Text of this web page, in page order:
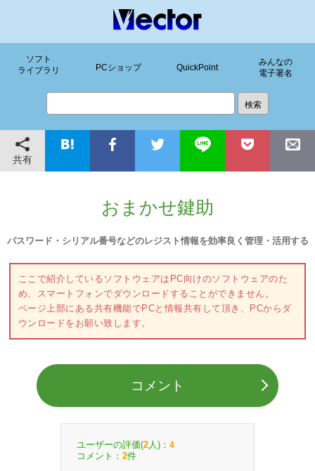
ソフト
ライブラリ
PCショップ QuickPoint
みんなの
電子署名
共有
おまかせ鍵助
パスワード・シリアル番号などのレジスト情報を効率良く管理・活用する
ここで紹介しているソフトウェアはPC向けのソフトウェアのた
め、スマートフォンでダウンロードすることができません。
ページ上部にある共有機能でPCと情報共有して頂き、PCからダ
ウンロードをお願い致します。
コメント
ユーザーの評価(2 人)： 4
コメント： 2件